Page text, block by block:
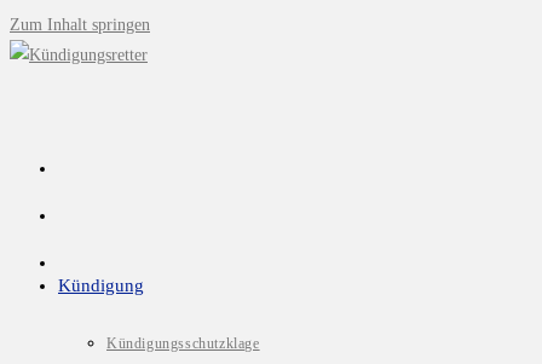
Zum Inhalt springen
Kündigung
Kündigungsschutzklage